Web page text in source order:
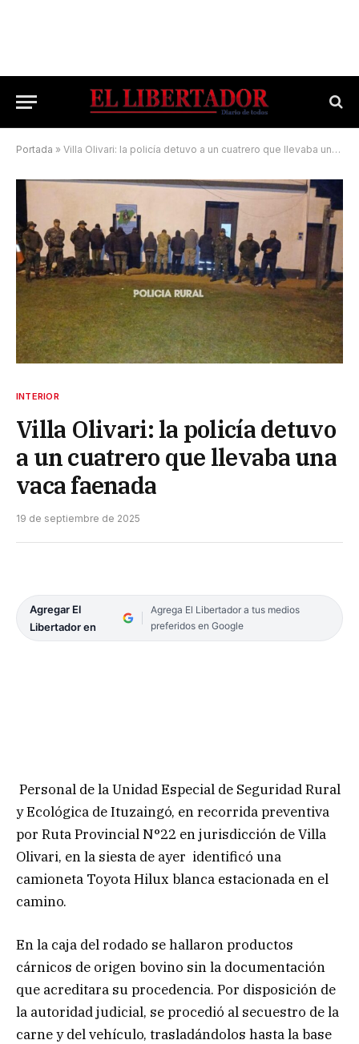
Portada » Villa Olivari: la policía detuvo a un cuatrero que llevaba una vaca faenada
INTERIOR
Villa Olivari: la policía detuvo
a un cuatrero que llevaba una
vaca faenada
19 de septiembre de 2025
Agregar El
Libertador en
Agrega El Libertador a tus medios
preferidos en Google
Personal de la Unidad Especial de Seguridad Rural
y Ecológica de Ituzaingó, en recorrida preventiva
por Ruta Provincial N°22 en jurisdicción de Villa
Olivari, en la siesta de ayer identificó una
camioneta Toyota Hilux blanca estacionada en el
camino.
En la caja del rodado se hallaron productos
cárnicos de origen bovino sin la documentación
que acreditara su procedencia. Por disposición de
la autoridad judicial, se procedió al secuestro de la
carne y del vehículo, trasladándolos hasta la base